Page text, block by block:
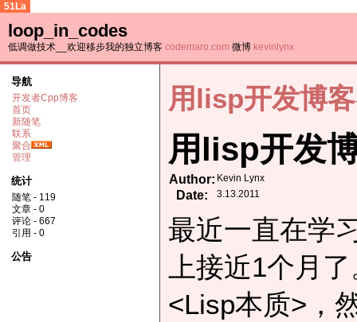
51La
loop_in_codes
低调做技术__欢迎移步我的独立博客 codemaro.com 微博 kevinlynx
导航
开发者Cpp博客
首页
新随笔
联系
聚合
管理
统计
随笔 - 119
文章 - 0
评论 - 667
引用 - 0
公告
用lisp开发博
用lisp开发
Author: Kevin Lynx
Date: 3.13.2011
最近一直在学
上接近1个月
<Lisp本质>，